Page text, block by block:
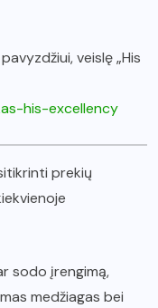
veislę „His
his-excellency
prekių
sodo įrengimą,
medžiagas bei